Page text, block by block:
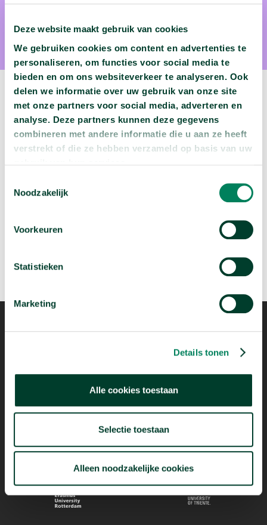
Deze website maakt gebruik van cookies
We gebruiken cookies om content en advertenties te
personaliseren, om functies voor social media te
bieden en om ons websiteverkeer te analyseren. Ook
delen we informatie over uw gebruik van onze site
met onze partners voor social media, adverteren en
analyse. Deze partners kunnen deze gegevens
combineren met andere informatie die u aan ze heeft
verstrekt of die ze hebben verzameld op basis van uw
Noodzakelijk
Voorkeuren
Statistieken
Marketing
Details tonen
Alle cookies toestaan
Selectie toestaan
Alleen noodzakelijke cookies
(foto: Guy Ackermans)
Volgende podcast:
Mogelijk dankzij